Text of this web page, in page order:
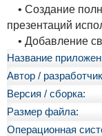
• Создание
презентаций
• Добавление
Название
Автор /
Версия / сборка:
Размер файла:
Операционная